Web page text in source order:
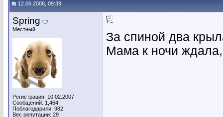
12.06.2008, 09:39
Spring
Местный
Регистрация: 10.02.2007
Сообщений: 1,464
Поблагодарили: 982
Вес репутации: 29
За спиной два
Мама к ночи